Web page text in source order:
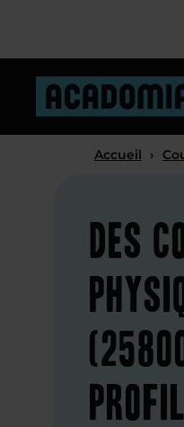
Accueil ›
Des
profil